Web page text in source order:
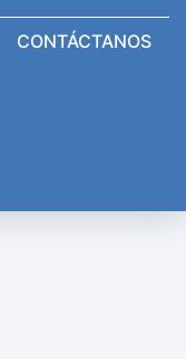
CONTÁCTANOS